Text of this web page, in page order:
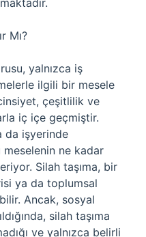
Mı?
yalnızca iş
ilgili bir mesele
çeşitlilik ve
iç içe geçmiştir.
da işyerinde
ne kadar
Silah taşıma, bir
ya da toplumsal
Ancak, sosyal
silah taşıma
ve yalnızca belirli